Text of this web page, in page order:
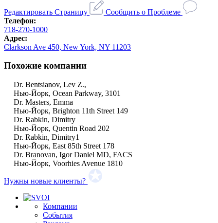
Редактировать Страницу
Сообщить о Проблеме
Телефон:
718-270-1000
Адрес:
Clarkson Ave 450, New York, NY 11203
Похожие компании
Dr. Bentsianov, Lev Z.,
Нью-Йорк, Ocean Parkway, 3101
Dr. Masters, Emma
Нью-Йорк, Brighton 11th Street 149
Dr. Rabkin, Dimitry
Нью-Йорк, Quentin Road 202
Dr. Rabkin, Dimitry1
Нью-Йорк, East 85th Street 178
Dr. Branovan, Igor Daniel MD, FACS
Нью-Йорк, Voorhies Avenue 1810
Нужны новые клиенты?
Компании
События